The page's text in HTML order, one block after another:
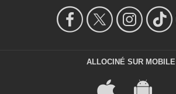
ALLOCINÉ SUR MOBILE